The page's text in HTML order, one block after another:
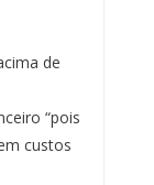
de
“pois
custos